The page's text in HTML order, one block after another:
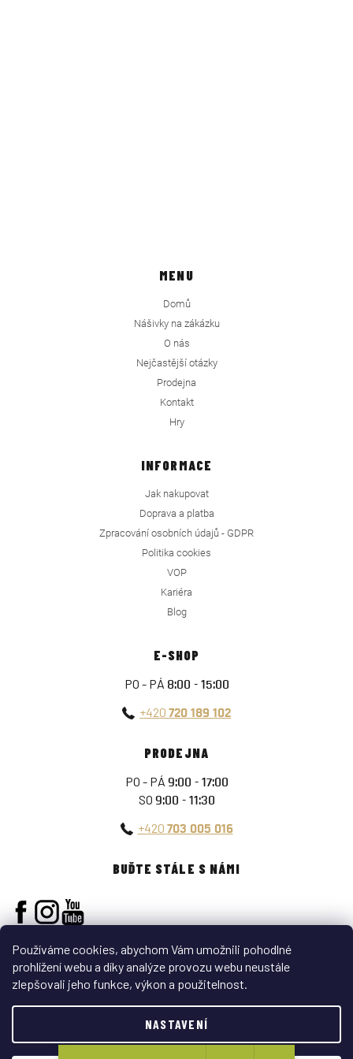
Používáme cookies, abychom Vám umožnili pohodlné
prohlížení webu a díky analýze provozu webu neustále
zlepšovali jeho funkce, výkon a použitelnost.
NASTAVENÍ
MENU
Domů
Nášivky na zákázku
O nás
Nejčastější otázky
Prodejna
Kontakt
Hry
INFORMACE
Jak nakupovat
Doprava a platba
Zpracování osobních údajů - GDPR
Politika cookies
VOP
Kariéra
Blog
E-SHOP
PO - PÁ 8:00 - 15:00
+420 720 189 102
PRODEJNA
PO - PÁ 9:00 - 17:00
SO 9:00 - 11:30
+420 703 005 016
BUĎTE STÁLE S NÁMI